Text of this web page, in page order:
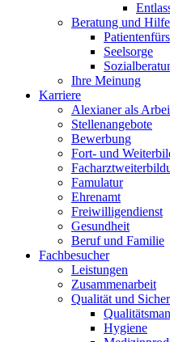
Beratung und Hilfe
Seelsorge
Ihre Meinung
Karriere
Alexianer als
Stellenangebote
Bewerbung
Fort- und
Famulatur
Ehrenamt
Freiwilligendienst
Gesundheit
Beruf und Familie
Fachbesucher
Leistungen
Zusammenarbeit
Qualität und
Hygiene